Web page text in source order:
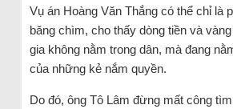
Vụ án Hoàng Văn Thắng có thể chỉ là
băng chìm, cho thấy dòng tiền và
gia không nằm trong dân, mà đang
của những kẻ nắm quyền.
Do đó, ông Tô Lâm đừng mất công tìm